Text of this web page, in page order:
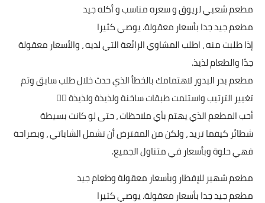
مطعم شعبي لريوق و سعره مناسب و أكله جيد
مطعم جيد جدا بأسعار معقولة. يوصي كثيرا
إذا طلبت منه ، اطلب المشاوي الرائعة التي لديه ، والأسعار معقولة
جدًا والطعام لذيذ.
مطعم بدر البدور لاهتمامك بالخطأ الذي حدث خلال طلب سابق وتم
تغيير الترتيب واستلمت طبقات ساخنة ولذيذة ولذيذة 👌🏻
أحب المطعم الذي يهتم بأي ملاحظات ، حتى لو كانت بسيطة
شطائر كيفما تريد ، ولكن من المفترض أن تشمل الشاباتي ، وبصراحة
فهي حلوة وبأسعار في متناول الجميع.
مطعم شهير للإفطار وبأسعار معقولة وطعام جيد
مطعم جيد جدا بأسعار معقولة. يوصي كثيرا